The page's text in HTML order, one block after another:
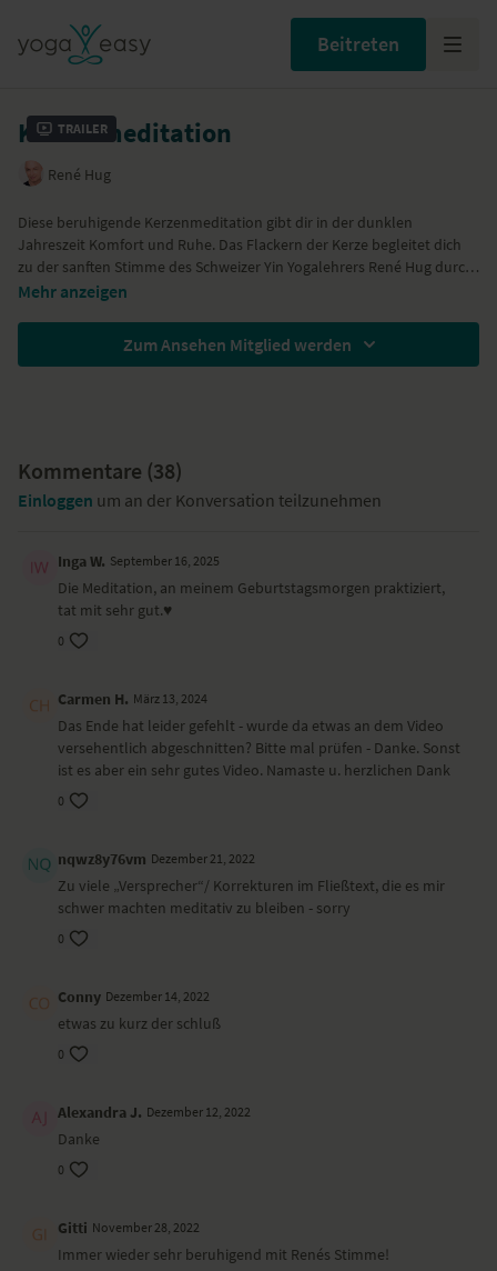
Beitreten
Trailer
Kerzenmeditation
René Hug
Diese beruhigende Kerzenmeditation gibt dir in der dunklen
Jahreszeit Komfort und Ruhe. Das Flackern der Kerze begleitet dich
zu der sanften Stimme des Schweizer Yin Yogalehrers René Hug durch
eine Meditation der Besinnung und der Ruhe. Die Augen sind
und Fokussierung zum Start in den Tag, als auch für abends zur
Mehr anzeigen
Zum Ansehen Mitglied werden
Kommentare (38)
Einloggen um an der Konversation teilzunehmen
Inga W. September 16, 2025
Die Meditation, an meinem Geburtstagsmorgen praktiziert,
tat mit sehr gut.♥️
0
Carmen H. März 13, 2024
Das Ende hat leider gefehlt - wurde da etwas an dem Video
versehentlich abgeschnitten? Bitte mal prüfen - Danke. Sonst
ist es aber ein sehr gutes Video. Namaste u. herzlichen Dank
0
nqwz8y76vm Dezember 21, 2022
Zu viele „Versprecher“/ Korrekturen im Fließtext, die es mir
schwer machten meditativ zu bleiben - sorry
0
Conny Dezember 14, 2022
etwas zu kurz der schluß
0
Alexandra J. Dezember 12, 2022
Danke
0
Gitti November 28, 2022
Immer wieder sehr beruhigend mit Renés Stimme!